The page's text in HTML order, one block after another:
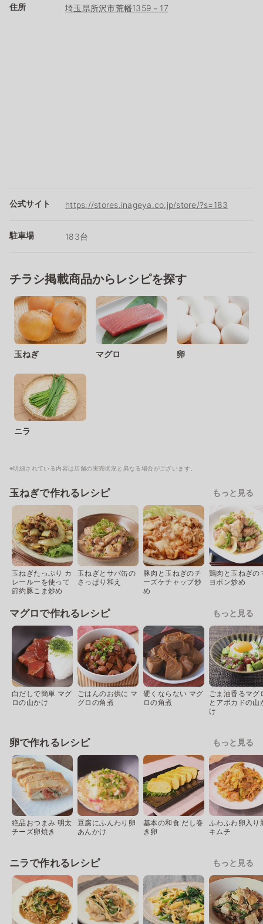
住所 埼玉県所沢市荒幡1359－17
公式サイト https://stores.inageya.co.jp/store/?s=183
駐車場 183台
チラシ掲載商品からレシピを探す
玉ねぎ マグロ 卵
ニラ
※明細されている内容は店舗の実売状況と異なる場合がございます。
玉ねぎで作れるレシピ もっと見る
玉ねぎたっぷり カ
レールーを使って
節約豚こま炒め
玉ねぎとサバ缶の
さっぱり和え
豚肉と玉ねぎのチ
ーズケチャップ炒
め
鶏肉と玉ねぎの
ヨポン炒め
マグロで作れるレシピ もっと見る
白だしで簡単 マグ
ロの山かけ
ごはんのお供に マ
グロの角煮
硬くならない マグ
ロの角煮
ごま油香るマグ
とアボカドの山
け
卵で作れるレシピ もっと見る
絶品おつまみ 明太
チーズ卵焼き
豆腐にふんわり卵
あんかけ
基本の和食 だし巻
き卵
ふわふわ卵入り
キムチ
ニラで作れるレシピ もっと見る